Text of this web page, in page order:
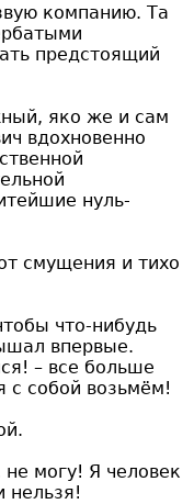
компанию. Та
предстоящий
яко же и сам
вдохновенно
нуль-
смущения и тихо
что-нибудь
впервые.
– все больше
с собой возьмём!
могу! Я человек
нельзя!